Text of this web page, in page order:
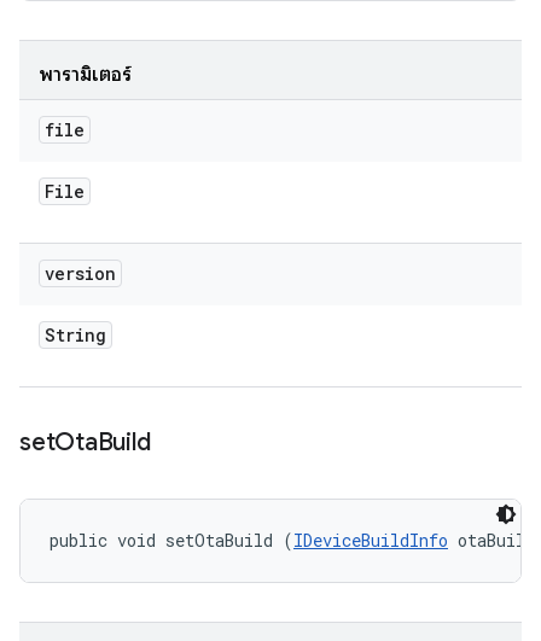
พารามิเตอร์
file
File
version
String
setOtaBuild
public void setOtaBuild (IDeviceBuildInfo